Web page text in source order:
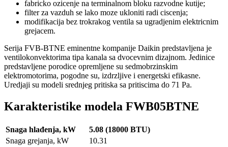
fabricko ozicenje na terminalnom bloku razvodne kutije;
filter za vazduh se lako moze ukloniti radi ciscenja;
modifikacija bez trokrakog ventila sa ugradjenim elektricnim
grejacem.
Serija FVB-BTNE eminentne kompanije Daikin predstavljena je
ventilokonvektorima tipa kanala sa dvocevnim dizajnom. Jedinice
predstavljene porodice opremljene su sedmobrzinskim
elektromotorima, pogodne su, izdrzljive i energetski efikasne.
Uredjaji su modeli srednjeg pritiska sa pritiscima do 71 Pa.
Karakteristike modela FWB05BTNE
Snaga hlađenja, kW
5.08 (18000 BTU)
Snaga grejanja, kW
10.31